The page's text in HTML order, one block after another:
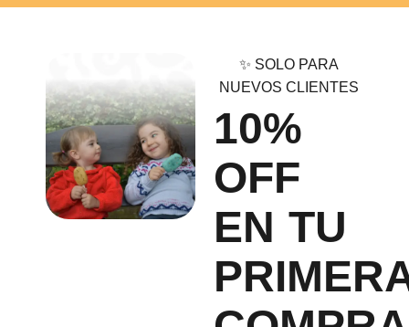
✨ SOLO PARA
NUEVOS CLIENTES
10%
OFF
EN TU